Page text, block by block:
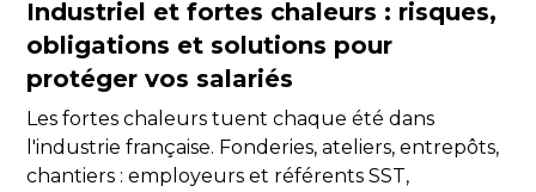
Industriel et fortes chaleurs : risques,
obligations et solutions pour
protéger vos salariés
Les fortes chaleurs tuent chaque été dans
l'industrie française. Fonderies, ateliers, entrepôts,
chantiers : employeurs et référents SST,